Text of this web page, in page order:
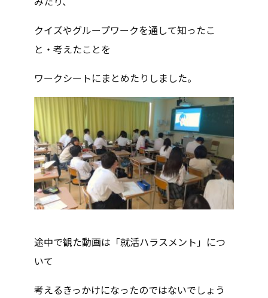
クイズやグループワークを通して知ったこ
と・考えたことを
ワークシートにまとめたりしました。
途中で観た動画は「就活ハラスメント」につ
いて
考えるきっかけになったのではないでしょう